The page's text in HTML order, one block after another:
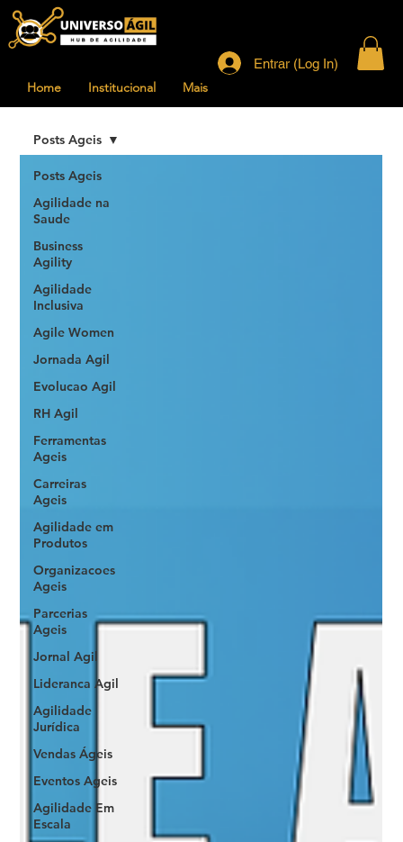
Home Institucional Mais
Entrar (Log In)
Posts Ageis
Agilidade na
Saude
Business
Agility
Agilidade
Inclusiva
Agile Women
Jornada Agil
Evolucao Agil
RH Agil
Ferramentas
Ageis
Carreiras
Ageis
Agilidade em
Produtos
Organizacoes
Ageis
Parcerias
Ageis
Jornal Agil
Lideranca Agil
Agilidade
Jurídica
Vendas Ágeis
Eventos Ageis
Agilidade Em
Escala
Posts Ageis